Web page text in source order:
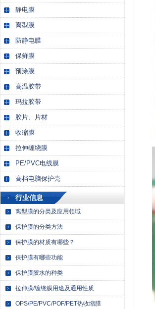
静电膜
离型膜
防静电膜
保鲜膜
预涂膜
高温胶带
玛拉胶带
胶片、片材
收缩膜
拉伸缠绕膜
PE/PVC电线膜
高档电脑保护壳
行业信息
离型膜的分类及应用领域
保护膜的分类方法
保护膜的材质有哪些？
保护膜有哪些功能
保护膜胶水的种类
拉伸膜/缠绕膜用途及通用性质
OPS/PE/PVC/POF/PET热收缩膜